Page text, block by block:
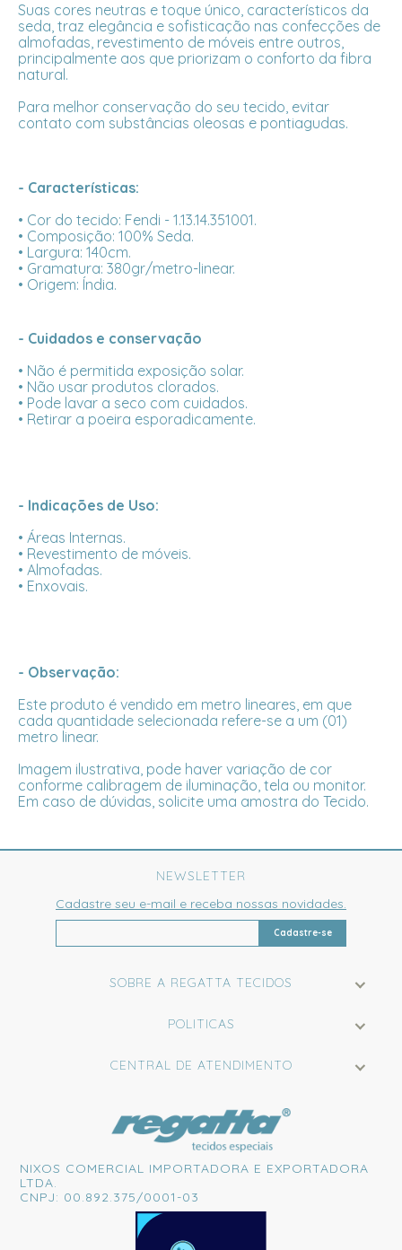
Suas cores neutras e toque único, característicos da
seda, traz elegância e sofisticação nas confecções de
almofadas, revestimento de móveis entre outros,
principalmente aos que priorizam o conforto da fibra
natural.
Para melhor conservação do seu tecido, evitar
contato com substâncias oleosas e pontiagudas.
- Características:
• Cor do tecido: Fendi - 1.13.14.351001.
• Composição: 100% Seda.
• Largura: 140cm.
• Gramatura: 380gr/metro-linear.
• Origem: Índia.
- Cuidados e conservação
• Não é permitida exposição solar.
• Não usar produtos clorados.
• Pode lavar a seco com cuidados.
• Retirar a poeira esporadicamente.
- Indicações de Uso:
• Áreas Internas.
• Revestimento de móveis.
• Almofadas.
• Enxovais.
- Observação:
Este produto é vendido em metro lineares, em que
cada quantidade selecionada refere-se a um (01)
metro linear.
Imagem ilustrativa, pode haver variação de cor
conforme calibragem de iluminação, tela ou monitor.
Em caso de dúvidas, solicite uma amostra do Tecido.
SOBRE A REGATTA TECIDOS
POLITICAS
CENTRAL DE ATENDIMENTO
NEWSLETTER
Cadastre seu e-mail e receba nossas novidades.
Cadastre-se
NIXOS COMERCIAL IMPORTADORA E EXPORTADORA
LTDA.
CNPJ: 00.892.375/0001-03